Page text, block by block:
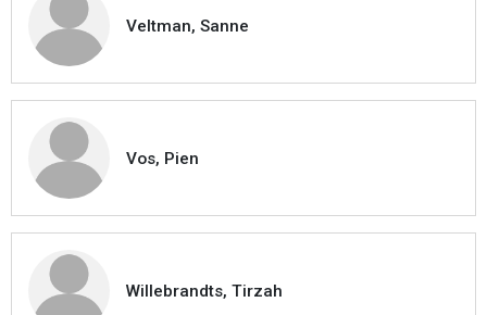
Veltman, Sanne
Vos, Pien
Willebrandts, Tirzah